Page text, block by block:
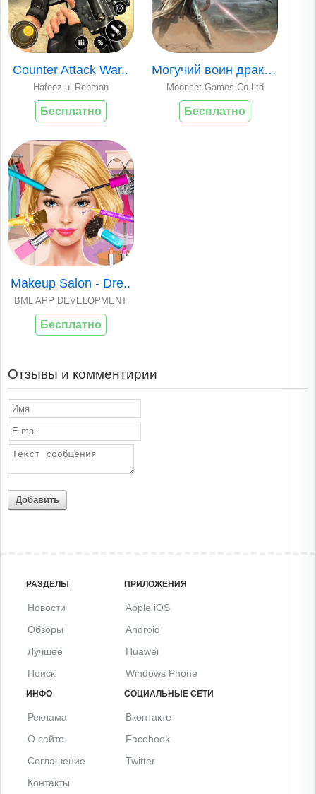
Counter Attack War..
Hafeez ul Rehman
Бесплатно
Могучий воин драко..
Moonset Games Co.Ltd
Бесплатно
Makeup Salon - Dre..
BML APP DEVELOPMENT
Бесплатно
Отзывы и комментирии
Добавить
РАЗДЕЛЫ
Новости
Обзоры
Лучшее
Поиск
ПРИЛОЖЕНИЯ
Apple iOS
Android
Huawei
Windows Phone
ИНФО
Реклама
О сайте
Соглашение
Контакты
СОЦИАЛЬНЫЕ СЕТИ
Вконтакте
Facebook
Twitter